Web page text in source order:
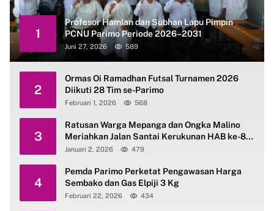
1
Profesor Hamlan dan Subhan Lapu Pimpin
PCNU Parimo Periode 2026–2031
Juni 27, 2026 589
2
Ormas Oi Ramadhan Futsal Turnamen 2026
Diikuti 28 Tim se-Parimo
Februari 1, 2026 568
3
Ratusan Warga Mepanga dan Ongka Malino
Meriahkan Jalan Santai Kerukunan HAB ke-80
Kemenag Parimo
Januari 2, 2026 479
4
Pemda Parimo Perketat Pengawasan Harga
Sembako dan Gas Elpiji 3 Kg
Februari 22, 2026 434